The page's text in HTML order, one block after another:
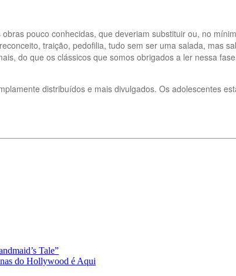
pouco conhecidas, que deveriam substituir ou, no
traição, pedofilia, tudo sem ser uma salada, mas
do que os clássicos que somos obrigados a ler nessa
distribuídos e mais divulgados. Os adolescentes
Tale”
do Hollywood é Aqui